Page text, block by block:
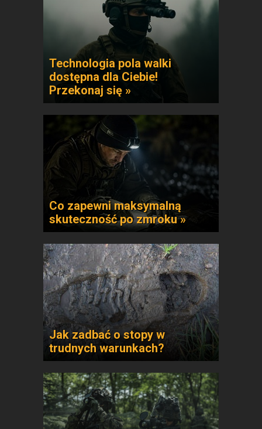
Technologia pola walki
dostępna dla Ciebie!
Przekonaj się »
Co zapewni maksymalną
skuteczność po zmroku »
Jak zadbać o stopy w
trudnych warunkach?